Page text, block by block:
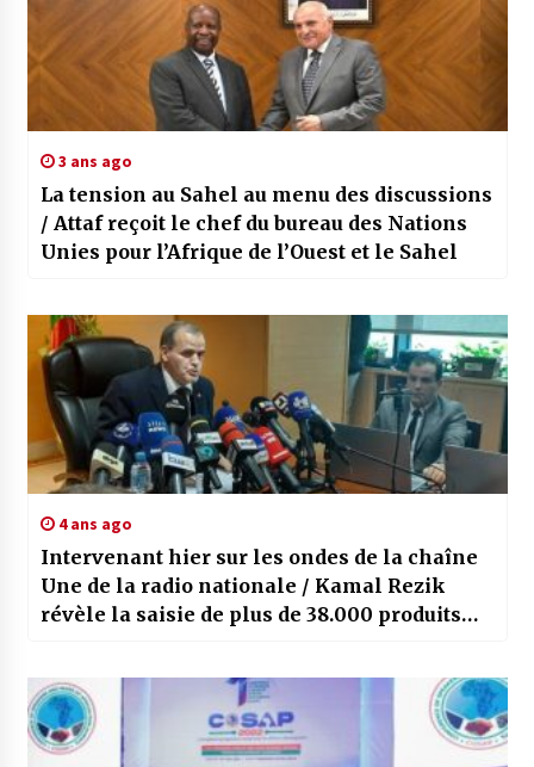
3 ans ago
La tension au Sahel au menu des discussions
/ Attaf reçoit le chef du bureau des Nations
Unies pour l’Afrique de l’Ouest et le Sahel
4 ans ago
Intervenant hier sur les ondes de la chaîne
Une de la radio nationale / Kamal Rezik
révèle la saisie de plus de 38.000 produits
Algériens